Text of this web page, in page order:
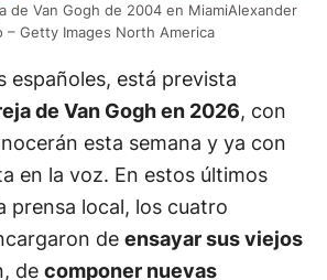
de Van Gogh de 2004 en MiamiAlexander
– Getty Images North America
españoles, está prevista
de Van Gogh en 2026, con
esta semana y ya con
en la voz. En estos últimos
prensa local, los cuatro
de ensayar sus viejos
de componer nuevas